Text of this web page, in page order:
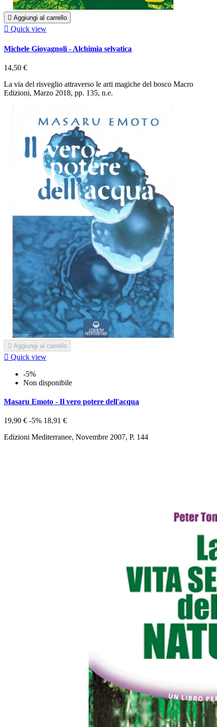
 Aggiungi al carrello
 Quick view
Michele Giovagnoli - Alchimia selvatica
14,50 €
La via del risveglio attraverso le arti magiche del bosco Macro
Edizioni, Marzo 2018, pp. 135, n.e.
 Aggiungi al carrello
 Quick view
-5%
Non disponibile
Masaru Emoto - Il vero potere dell'acqua
19,90 € -5% 18,91 €
Edizioni Mediterranee, Novembre 2007, P. 144